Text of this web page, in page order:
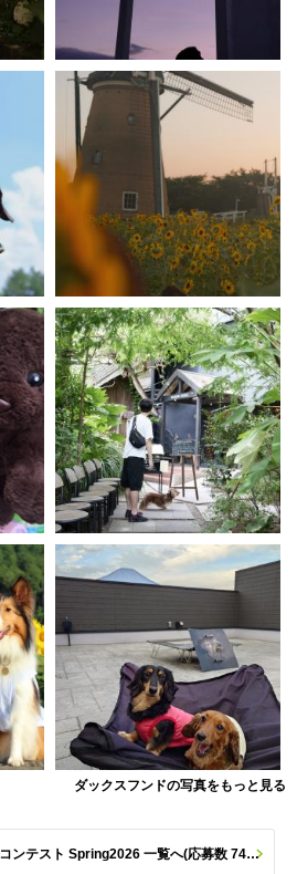
ダックスフンドの写真をもっと見る
イヌトミィ モデル犬フォトコンテスト Spring2026 一覧へ(応募数 747枚)